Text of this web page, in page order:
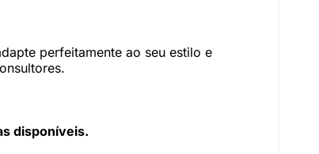
perfeitamente ao seu estilo e
disponíveis.